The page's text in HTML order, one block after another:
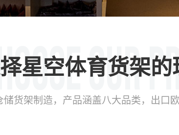
星空体育货架的
储货架制造，产品涵盖八大品类，出口